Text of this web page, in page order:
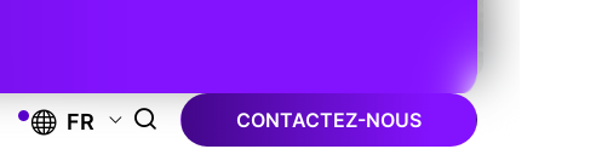
FR CONTACTEZ-NOUS